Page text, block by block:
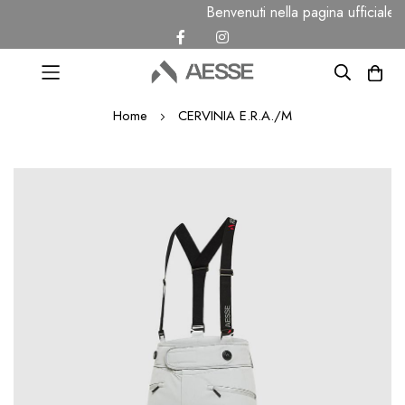
Benvenuti nella pagina
Home CERVINIA E.R.A./M